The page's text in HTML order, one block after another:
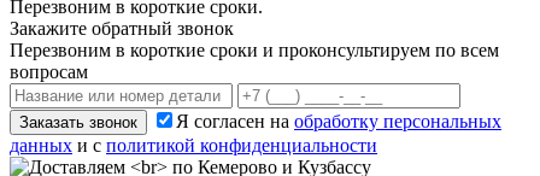
Перезвоним в короткие сроки.
Закажите обратный звонок
Перезвоним в короткие сроки и проконсультируем по всем
вопросам
Заказать звонок Я согласен на обработку персональных
данных и с политикой конфиденциальности